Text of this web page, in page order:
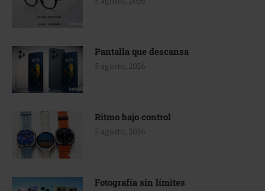
Pantalla que descansa
5 agosto, 2026
Ritmo bajo control
5 agosto, 2026
Fotografía sin límites